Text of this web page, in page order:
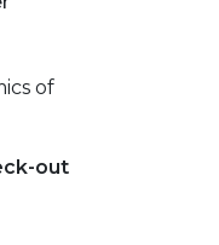
of
out